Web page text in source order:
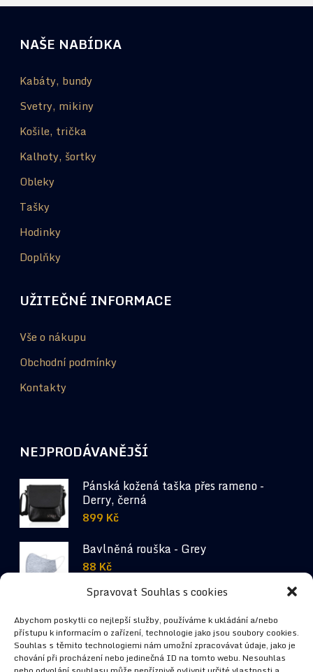
Spravovat Souhlas s cookies
Abychom poskytli co nejlepší služby, používáme k ukládání a/nebo
přístupu k informacím o zařízení, technologie jako jsou soubory cookies.
Souhlas s těmito technologiemi nám umožní zpracovávat údaje, jako je
chování při procházení nebo jedinečná ID na tomto webu. Nesouhlas
NAŠE NABÍDKA
Kabáty, bundy
Svetry, mikiny
Košile, trička
Kalhoty, šortky
Obleky
Tašky
Hodinky
Doplňky
UŽITEČNÉ INFORMACE
Vše o nákupu
Obchodní podmínky
Kontakty
NEJPRODÁVANĚJŠÍ
Pánská kožená taška přes rameno -
Derry, černá
899 Kč
Bavlněná rouška - Grey
88 Kč
Pánská stylová košile - Phill, bílá
690Kč